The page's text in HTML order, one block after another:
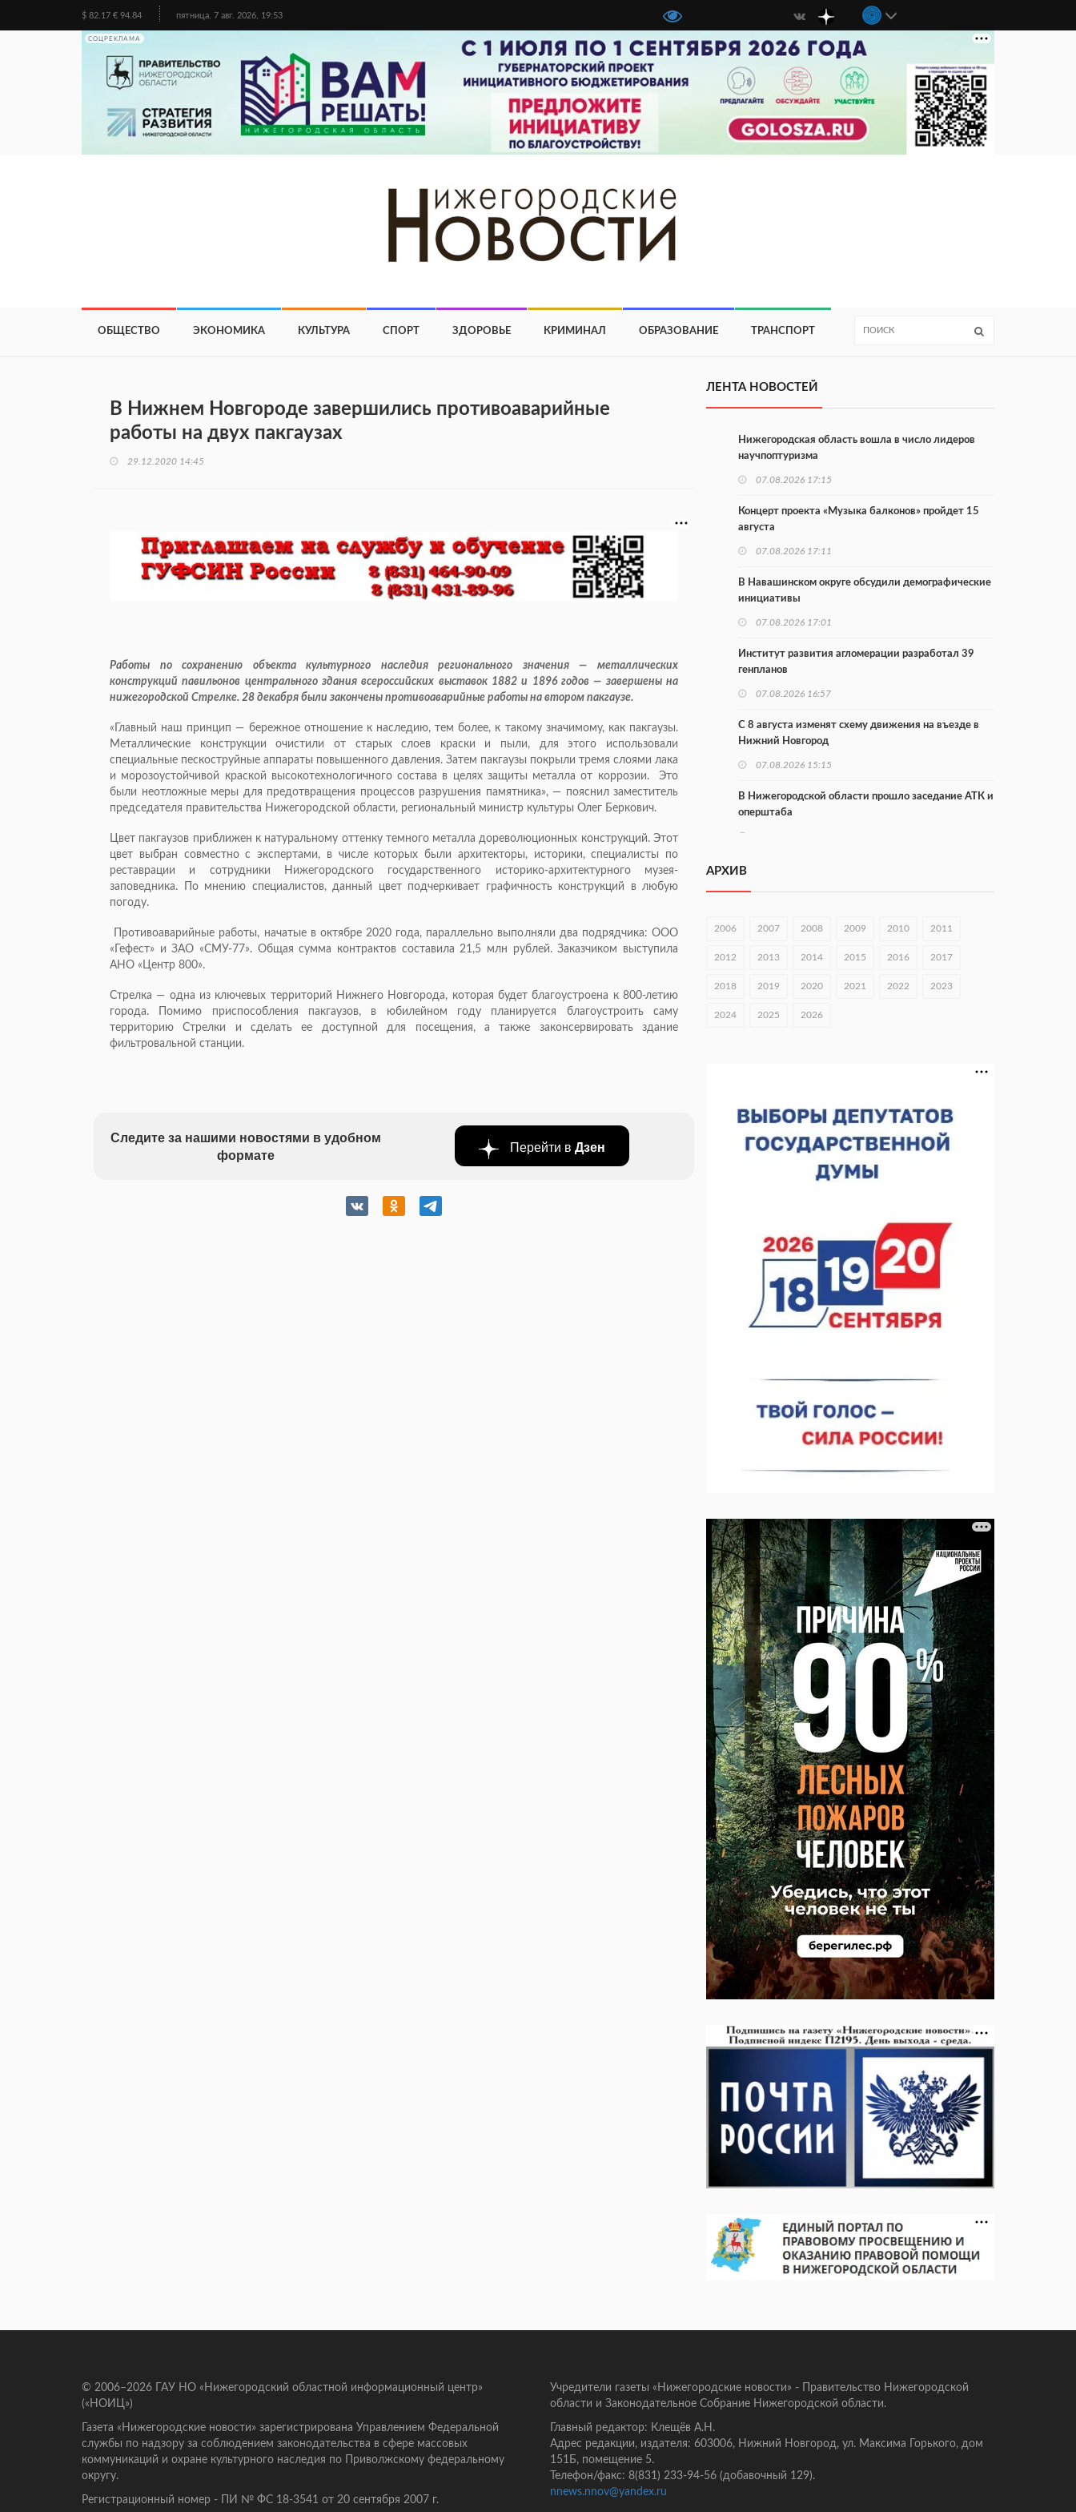
$ 82.17 € 94.84 пятница, 7 авг. 2026, 19:53
СОЦРЕКЛАМА
ОБЩЕСТВО ЭКОНОМИКА КУЛЬТУРА СПОРТ ЗДОРОВЬЕ КРИМИНАЛ ОБРАЗОВАНИЕ ТРАНСПОРТ
В Нижнем Новгороде завершились противоаварийные
работы на двух пакгаузах
29.12.2020 14:45
Работы по сохранению объекта культурного наследия регионального значения — металлических
конструкций павильонов центрального здания всероссийских выставок 1882 и 1896 годов — завершены на
нижегородской Стрелке. 28 декабря были закончены противоаварийные работы на втором пакгаузе.
«Главный наш принцип — бережное отношение к наследию, тем более, к такому значимому, как пакгаузы.
Металлические конструкции очистили от старых слоев краски и пыли, для этого использовали
специальные пескоструйные аппараты повышенного давления. Затем пакгаузы покрыли тремя слоями лака
и морозоустойчивой краской высокотехнологичного состава в целях защиты металла от коррозии. Это
были неотложные меры для предотвращения процессов разрушения памятника», — пояснил заместитель
председателя правительства Нижегородской области, региональный министр культуры Олег Беркович.
Цвет пакгаузов приближен к натуральному оттенку темного металла дореволюционных конструкций. Этот
цвет выбран совместно с экспертами, в числе которых были архитекторы, историки, специалисты по
реставрации и сотрудники Нижегородского государственного историко-архитектурного музея-
заповедника. По мнению специалистов, данный цвет подчеркивает графичность конструкций в любую
погоду.
Противоаварийные работы, начатые в октябре 2020 года, параллельно выполняли два подрядчика: ООО
«Гефест» и ЗАО «СМУ-77». Общая сумма контрактов составила 21,5 млн рублей. Заказчиком выступила
АНО «Центр 800».
Стрелка — одна из ключевых территорий Нижнего Новгорода, которая будет благоустроена к 800-летию
города. Помимо приспособления пакгаузов, в юбилейном году планируется благоустроить саму
территорию Стрелки и сделать ее доступной для посещения, а также законсервировать здание
фильтровальной станции.
Следите за нашими новостями в удобном
формате
Перейти в Дзен
ЛЕНТА НОВОСТЕЙ
Нижегородская область вошла в число лидеров
научпоптуризма
07.08.2026 17:15
Концерт проекта «Музыка балконов» пройдет 15
августа
07.08.2026 17:11
В Навашинском округе обсудили демографические
инициативы
07.08.2026 17:01
Институт развития агломерации разработал 39
генпланов
07.08.2026 16:57
С 8 августа изменят схему движения на въезде в
Нижний Новгород
07.08.2026 15:15
В Нижегородской области прошло заседание АТК и
оперштаба
В Чкаловске спустили на воду «Метеор-120Р»
07.08.2026 14:01
В Нижегородской области выбрали лучшего
07.08.2026 13:48
строителя
07.08.2026 12:15
В Нижнем Новгороде прошло совещание
Росгвардии
07.08.2026 12:04
Кратковременные перерывы вещания
телерадиопрограмм ожидаются в Нижнем
Новгороде до 16 августа в связи с покраской
телебашни
07.08.2026 11:20
АРХИВ
2006 2007 2008 2009 2010 2011
2012 2013 2014 2015 2016 2017
2018 2019 2020 2021 2022 2023
2024 2025 2026
© 2006–2026 ГАУ НО «Нижегородский областной информационный центр»
(«НОИЦ»)
Газета «Нижегородские новости» зарегистрирована Управлением Федеральной
службы по надзору за соблюдением законодательства в сфере массовых
коммуникаций и охране культурного наследия по Приволжскому федеральному
округу.
Регистрационный номер - ПИ № ФС 18-3541 от 20 сентября 2007 г.
Учредители газеты «Нижегородские новости» - Правительство Нижегородской
области и Законодательное Собрание Нижегородской области.
Главный редактор: Клещёв А.Н.
Адрес редакции, издателя: 603006, Нижний Новгород, ул. Максима Горького, дом
151Б, помещение 5.
Телефон/факс: 8(831) 233-94-56 (добавочный 129).
nnews.nnov@yandex.ru